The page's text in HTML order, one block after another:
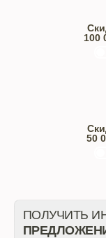
100
50
ПОЛУЧИТЬ